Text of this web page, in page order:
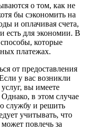
о том, как не
бы сэкономить на
и оплачивая счета,
есть для экономии. В
которые
платежах.
от предоставления
у вас возникли
вы имеете
в этом случае
службу и решить
учитывать, что
повлечь за